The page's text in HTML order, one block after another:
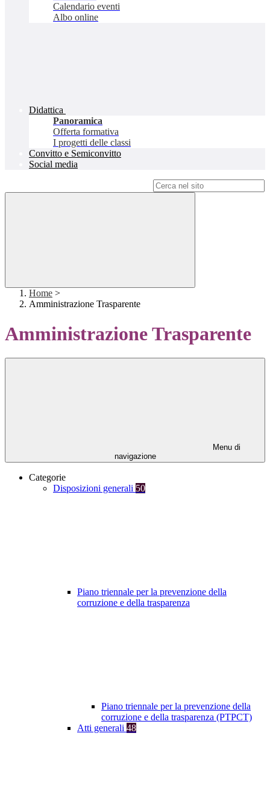
Calendario eventi
Albo online
Didattica
Panoramica
Offerta formativa
I progetti delle classi
Convitto e Semiconvitto
Social media
Home >
Amministrazione Trasparente
Amministrazione Trasparente
Menu di
navigazione
Categorie
Disposizioni generali 50
Piano triennale per la prevenzione della
corruzione e della trasparenza
Piano triennale per la prevenzione della
corruzione e della trasparenza (PTPCT)
Atti generali 48